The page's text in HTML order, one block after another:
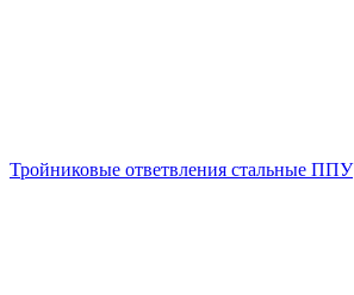
Тройниковые ответвления стальные ППУ